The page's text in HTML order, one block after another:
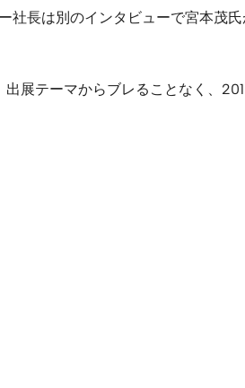
長は別のインタビューで宮本茂
展テーマからブレることなく、